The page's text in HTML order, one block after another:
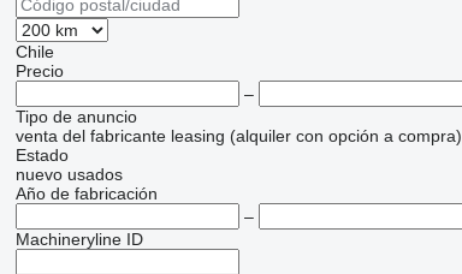
Chile
Precio
–
Tipo de anuncio
venta del fabricante leasing (alquiler con opción a compra)
Estado
nuevo usados
Año de fabricación
–
Machineryline ID